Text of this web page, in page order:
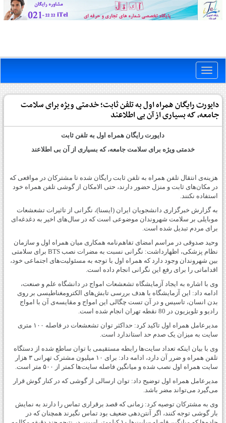
Toggle
دایورت رایگان همراه اول به تلفن ثابت؛ خدمتی ویژه برای سلامت
جامعه، که بسیاری از آن بی اطلاعند
دایورت رایگان همراه اول به تلفن ثابت
خدمتی ویژه برای سلامت جامعه، که بسیاری از آن بی اطلاعند
هزینه‌ی انتقال تلفن همراه به تلفن ثابت رایگان شده تا مشترکان در مواقعی که
در مکان‌های ثابت و منزل حضور دارند، حتی الامکان از گوشی تلفن همراه خود
استفاده نکنند.
به گزارش خبرگزاری دانشجویان ایران (ایسنا)، نگرانی از تاثیرات تشعشعات
موبایلی بر سلامت شهروندان موضوعی است که در سال‌های اخیر به دغدغه‌ای
برای مردم تبدیل شده است.
وحید صدوقی در مراسم امضای تفاهم‌نامه همکاری میان همراه اول و سازمان
نظام پزشکی، اظهارداشت: نگرانی نسبت به مضرات نصب BTS برای سلامتی
بین شهروندان وجود دارد که همراه اول با توجه به مسئولیت‌های اجتماعی خود،
اقداماتی را برای رفع این نگرانی انجام داده است.
وی با اشاره به ایجاد آزمایشگاه تشعشعات امواج در دانشگاه علم و صنعت،
ادامه داد: این آزمایشگاه با هدف بررسی تابش‌های الکترومغناطیسی بر روی
بدن انسان، تاسیس و در آن تست چگالی این امواج و مقایسه‌ی آن با امواج
رادیو و تلویزیون در 80 نقطه تهران انجام شده است.
مدیرعامل همراه اول تاکید کرد: حداکثر توان تشعشعات در فاصله ۱۰۰ متری
سایت به میزان یک صدم حد استاندارد است.
وی با بیان اینکه تعداد سایت‌ها رابطه مستقیمی با توان ساطع شده از دستگاه
تلفن همراه و ضرر آن دارد، ادامه داد: برای ۱۰ میلیون مشترک تهرانی ۳ هزار
سایت همراه اول نصب شده و میانگین فاصله سایت‌ها کمتر از ۵۰۰ متر است.
مدیرعامل همراه اول توضیح داد: توان ارسالی از گوشی که در کنار گوش قرار
می‌گیرد می‌تواند مضر باشد.
وی به مشترکان توصیه کرد: زمانی که قصد برقراری تماس را دارند به نمایش
بار گوشی توجه کنند، اگر آنتن‌دهی ضعیف بود تماس نگیرند همچنان که در